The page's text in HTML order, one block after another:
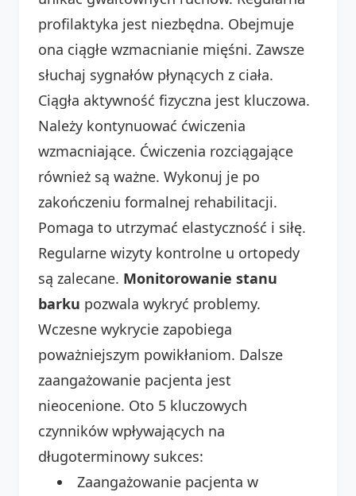
profilaktyka jest niezbędna. Obejmuje
ona ciągłe wzmacnianie mięśni. Zawsze
słuchaj sygnałów płynących z ciała.
Ciągła aktywność fizyczna jest kluczowa.
Należy kontynuować ćwiczenia
wzmacniające. Ćwiczenia rozciągające
również są ważne. Wykonuj je po
zakończeniu formalnej rehabilitacji.
Pomaga to utrzymać elastyczność i siłę.
Regularne wizyty kontrolne u ortopedy
są zalecane. Monitorowanie stanu
barku pozwala wykryć problemy.
Wczesne wykrycie zapobiega
poważniejszym powikłaniom. Dalsze
zaangażowanie pacjenta jest
nieocenione. Oto 5 kluczowych
czynników wpływających na
długoterminowy sukces:
Zaangażowanie pacjenta w